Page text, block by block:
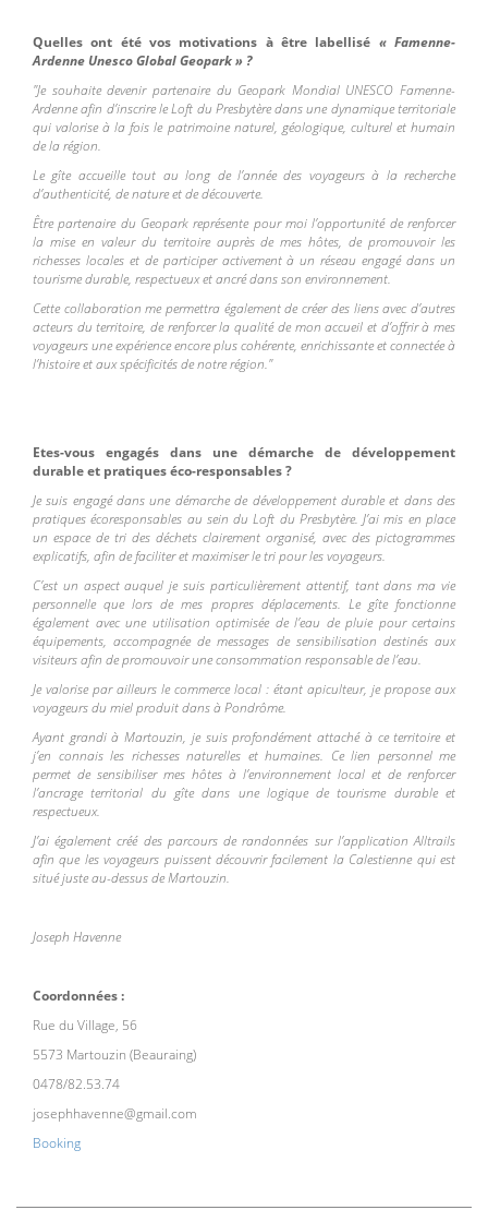
Quelles ont été vos motivations à être labellisé « Famenne-
Ardenne Unesco Global Geopark » ?
"Je souhaite devenir partenaire du Geopark Mondial UNESCO Famenne-
Ardenne afin d’inscrire le Loft du Presbytère dans une dynamique territoriale
qui valorise à la fois le patrimoine naturel, géologique, culturel et humain
de la région.
Le gîte accueille tout au long de l’année des voyageurs à la recherche
d’authenticité, de nature et de découverte.
Être partenaire du Geopark représente pour moi l’opportunité de renforcer
la mise en valeur du territoire auprès de mes hôtes, de promouvoir les
richesses locales et de participer activement à un réseau engagé dans un
tourisme durable, respectueux et ancré dans son environnement.
Cette collaboration me permettra également de créer des liens avec d’autres
acteurs du territoire, de renforcer la qualité de mon accueil et d’offrir à mes
voyageurs une expérience encore plus cohérente, enrichissante et connectée à
l’histoire et aux spécificités de notre région."
Etes-vous engagés dans une démarche de développement
durable et pratiques éco-responsables ?
Je suis engagé dans une démarche de développement durable et dans des
pratiques écoresponsables au sein du Loft du Presbytère. J’ai mis en place
un espace de tri des déchets clairement organisé, avec des pictogrammes
explicatifs, afin de faciliter et maximiser le tri pour les voyageurs.
C’est un aspect auquel je suis particulièrement attentif, tant dans ma vie
personnelle que lors de mes propres déplacements. Le gîte fonctionne
également avec une utilisation optimisée de l’eau de pluie pour certains
équipements, accompagnée de messages de sensibilisation destinés aux
visiteurs afin de promouvoir une consommation responsable de l’eau.
Je valorise par ailleurs le commerce local : étant apiculteur, je propose aux
voyageurs du miel produit dans à Pondrôme.
Ayant grandi à Martouzin, je suis profondément attaché à ce territoire et
j’en connais les richesses naturelles et humaines. Ce lien personnel me
permet de sensibiliser mes hôtes à l’environnement local et de renforcer
l’ancrage territorial du gîte dans une logique de tourisme durable et
respectueux.
J’ai également créé des parcours de randonnées sur l’application Alltrails
afin que les voyageurs puissent découvrir facilement la Calestienne qui est
situé juste au-dessus de Martouzin.
Joseph Havenne
Coordonnées :
Rue du Village, 56
5573 Martouzin (Beauraing)
0478/82.53.74
josephhavenne@gmail.com
Booking